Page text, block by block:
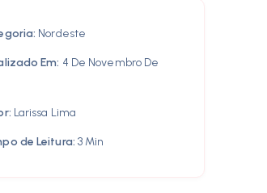
Nordeste
Em: 4 De Novembro De
Larissa Lima
de Leitura: 3 Min